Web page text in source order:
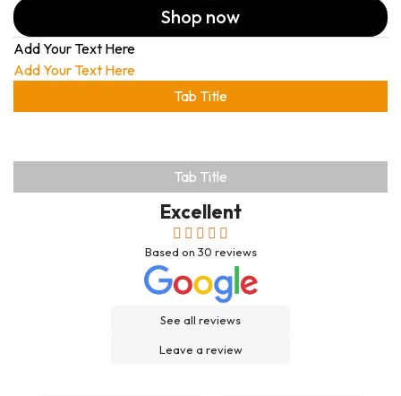
Shop now
Add Your Text Here
Add Your Text Here
Tab Title
Tab Title
Excellent
Based on 30 reviews
See all reviews
Leave a review